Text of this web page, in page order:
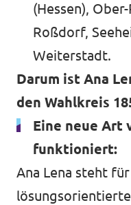
(Hessen),
Roßdorf,
Weiterstadt.
Darum ist Ana
den Wahlkreis
Eine neue Art
funktioniert:
Ana Lena steht